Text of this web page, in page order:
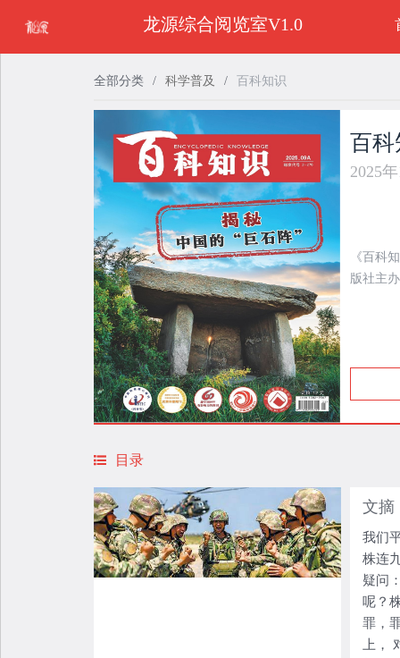
全部分类 / 科学普及 / 百科知识
百科
2025
《百科
版社主
目录
文摘
我们
株连
疑问
呢？
罪，
上，
龙源综合阅览室V1.0